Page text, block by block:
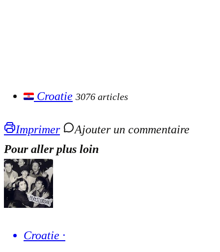
Croatie 3076 articles
Imprimer
Ajouter un commentaire
Pour aller plus loin
Croatie ·